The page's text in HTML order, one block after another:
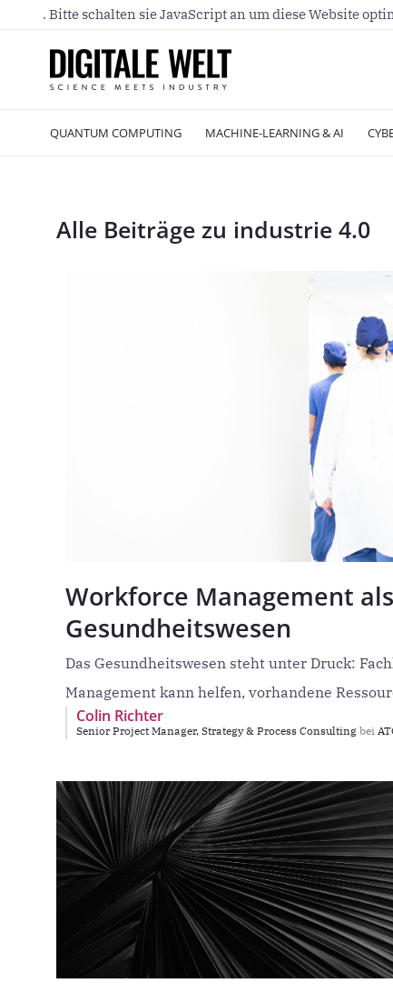
. Bitte schalten sie JavaScript an um diese Website
QUANTUM COMPUTING MACHINE-LEARNING & AI
Alle Beiträge zu industrie 4.0
Workforce Management
Gesundheitswesen
Das Gesundheitswesen steht unter Druck:
Management kann helfen, vorhandene
Colin Richter
Senior Project Manager, Strategy & Process Consulting bei